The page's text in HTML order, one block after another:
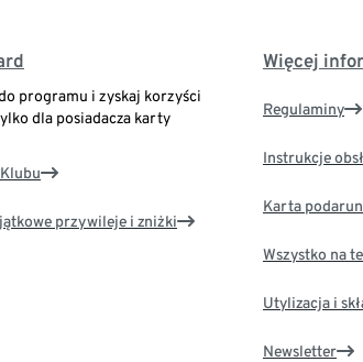
programu i zyskaj korzyści
dla posiadacza karty
przywileje i zniżki
Więcej
Regulaminy
Instrukcje
Karta
Wszystko na
Utylizacja i
Newsletter